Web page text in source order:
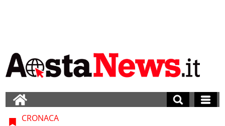
CRONACA